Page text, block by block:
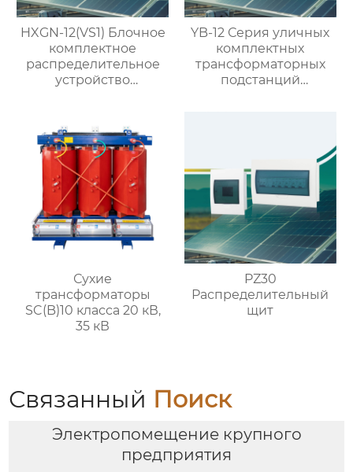
HXGN-12(VS1) Блочное
комплектное
распределительное
устройство
YB-12 Серия уличных
комплектных
трансформаторных
подстанций
Сухие
трансформаторы
SC(B)10 класса 20 кВ,
35 кВ
PZ30
Распределительный
щит
Связанный Поиск
Электропомещение крупного
предприятия